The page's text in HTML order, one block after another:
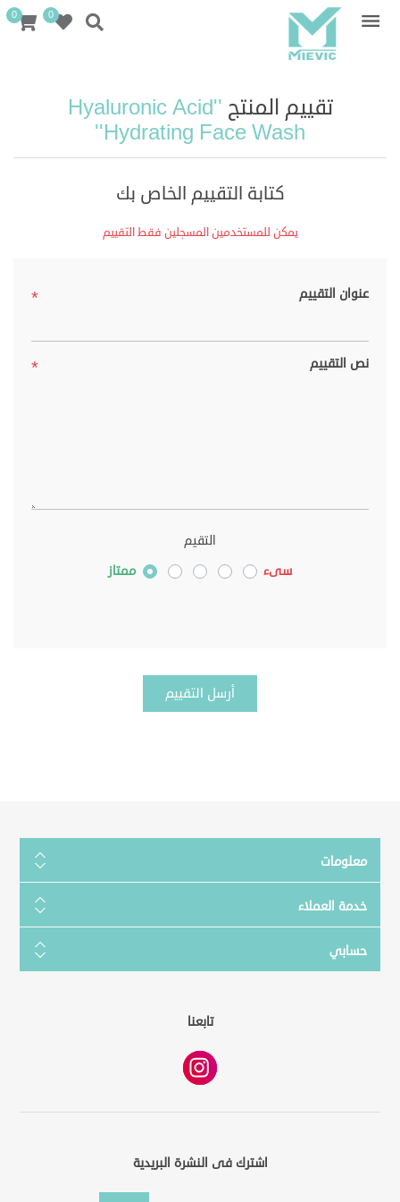
0
0
تقييم المنتج Hyaluronic Acid
Hydrating Face Wash
كتابة التقييم الخاص بك
يمكن للمستخدمين المسجلين فقط التقييم
عنوان التقييم *
نص التقييم *
التقيم
سىء
ممتاز
معلومات
خدمة العملاء
حسابي
تابعنا
اشترك فى النشرة البريدية